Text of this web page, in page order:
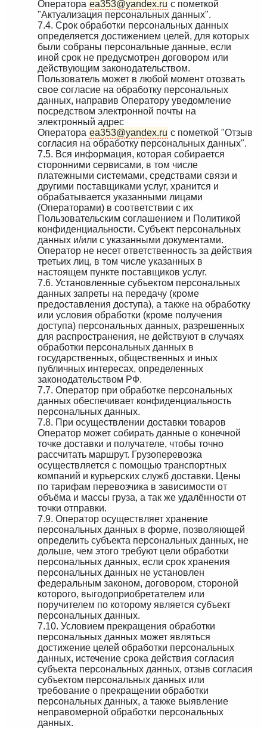
Оператора ea353@yandex.ru с пометкой
"Актуализация персональных данных".
7.4. Срок обработки персональных данных
определяется достижением целей, для которых
были собраны персональные данные, если
иной срок не предусмотрен договором или
действующим законодательством.
Пользователь может в любой момент отозвать
свое согласие на обработку персональных
данных, направив Оператору уведомление
посредством электронной почты на
электронный адрес
Оператора ea353@yandex.ru с пометкой "Отзыв
согласия на обработку персональных данных".
7.5. Вся информация, которая собирается
сторонними сервисами, в том числе
платежными системами, средствами связи и
другими поставщиками услуг, хранится и
обрабатывается указанными лицами
(Операторами) в соответствии с их
Пользовательским соглашением и Политикой
конфиденциальности. Субъект персональных
данных и/или с указанными документами.
Оператор не несет ответственность за действия
третьих лиц, в том числе указанных в
настоящем пункте поставщиков услуг.
7.6. Установленные субъектом персональных
данных запреты на передачу (кроме
предоставления доступа), а также на обработку
или условия обработки (кроме получения
доступа) персональных данных, разрешенных
для распространения, не действуют в случаях
обработки персональных данных в
государственных, общественных и иных
публичных интересах, определенных
законодательством РФ.
7.7. Оператор при обработке персональных
данных обеспечивает конфиденциальность
персональных данных.
7.8. При осуществлении доставки товаров
Оператор может собирать данные о конечной
точке доставки и получателе, чтобы точно
рассчитать маршрут. Грузоперевозка
осуществляется с помощью транспортных
компаний и курьерских служб доставки. Цены
по тарифам перевозчика в зависимости от
объёма и массы груза, а так же удалённости от
точки отправки.
7.9. Оператор осуществляет хранение
персональных данных в форме, позволяющей
определить субъекта персональных данных, не
дольше, чем этого требуют цели обработки
персональных данных, если срок хранения
персональных данных не установлен
федеральным законом, договором, стороной
которого, выгодоприобретателем или
поручителем по которому является субъект
персональных данных.
7.10. Условием прекращения обработки
персональных данных может являться
достижение целей обработки персональных
данных, истечение срока действия согласия
субъекта персональных данных, отзыв согласия
субъектом персональных данных или
требование о прекращении обработки
персональных данных, а также выявление
неправомерной обработки персональных
данных.